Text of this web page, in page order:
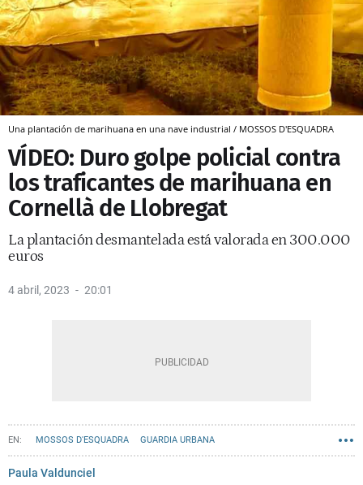
Una plantación de marihuana en una nave industrial / MOSSOS D'ESQUADRA
VÍDEO: Duro golpe policial contra
los traficantes de marihuana en
Cornellà de Llobregat
La plantación desmantelada está valorada en 300.000
euros
4 abril, 2023 20:01
MOSSOS D'ESQUADRA GUARDIA URBANA
CORNELLÀ DE LLOBREGAT
Paula Valdunciel